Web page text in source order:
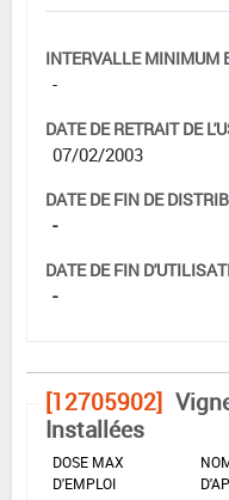
INTERVALLE MINIMUM
-
DATE DE RETRAIT DE
07/02/2003
DATE DE FIN DE
-
DATE DE FIN
-
[12705902]
Installées
DOSE MAX
D'EMPLOI